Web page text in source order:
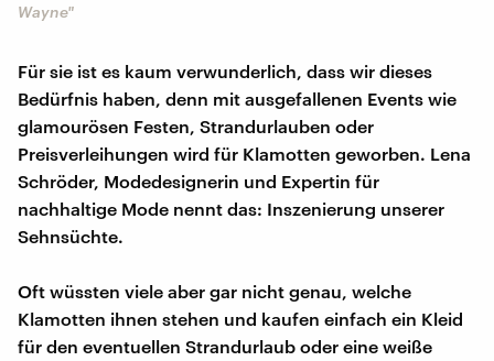
Wayne"
Für sie ist es kaum verwunderlich, dass wir dieses
Bedürfnis haben, denn mit ausgefallenen Events wie
glamourösen Festen, Strandurlauben oder
Preisverleihungen wird für Klamotten geworben. Lena
Schröder, Modedesignerin und Expertin für
nachhaltige Mode nennt das: Inszenierung unserer
Sehnsüchte.
Oft wüssten viele aber gar nicht genau, welche
Klamotten ihnen stehen und kaufen einfach ein Kleid
für den eventuellen Strandurlaub oder eine weiße